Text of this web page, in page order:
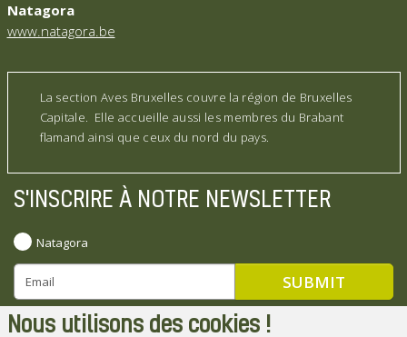
Nous utilisons des cookies !
Natagora
www.natagora.be
La section Aves Bruxelles couvre la région de Bruxelles
Capitale. Elle accueille aussi les membres du Brabant
flamand ainsi que ceux du nord du pays.
S'INSCRIRE À NOTRE NEWSLETTER
Natagora